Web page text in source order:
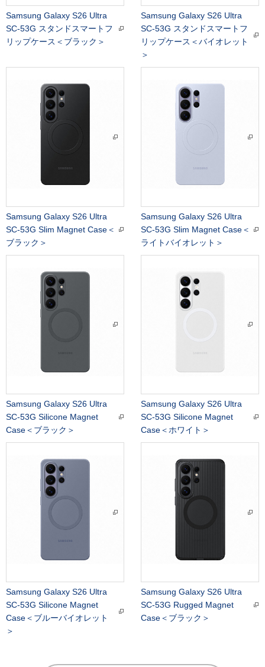
Samsung Galaxy S26 Ultra
SC-53G スタンドスマートフ
リップケース＜ブラック＞
Samsung Galaxy S26 Ultra
SC-53G スタンドスマートフ
リップケース＜バイオレット
＞
Samsung Galaxy S26 Ultra
SC-53G Slim Magnet Case＜
ブラック＞
Samsung Galaxy S26 Ultra
SC-53G Slim Magnet Case＜
ライトバイオレット＞
Samsung Galaxy S26 Ultra
SC-53G Silicone Magnet
Case＜ブラック＞
Samsung Galaxy S26 Ultra
SC-53G Silicone Magnet
Case＜ホワイト＞
Samsung Galaxy S26 Ultra
SC-53G Silicone Magnet
Case＜ブルーバイオレット
＞
Samsung Galaxy S26 Ultra
SC-53G Rugged Magnet
Case＜ブラック＞